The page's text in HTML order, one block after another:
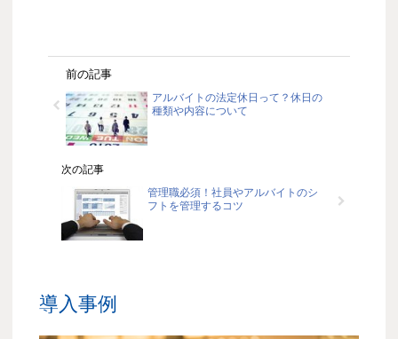
前の記事
アルバイトの法定休日って？休日の
種類や内容について
次の記事
管理職必須！社員やアルバイトのシ
フトを管理するコツ
導入事例